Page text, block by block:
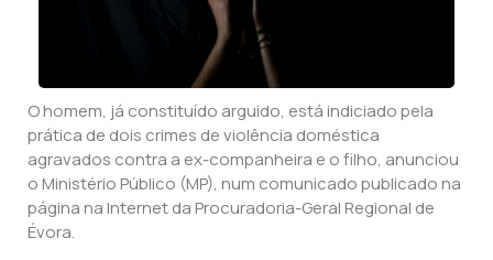
O homem, já constituído arguido, está indiciado pela
prática de dois crimes de violência doméstica
agravados contra a ex-companheira e o filho, anunciou
o Ministério Público (MP), num comunicado publicado na
página na Internet da Procuradoria-Geral Regional de
Évora.